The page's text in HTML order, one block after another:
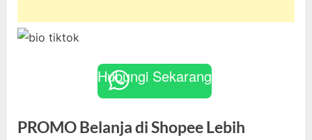
Hubungi Sekarang
PROMO Belanja di Shopee Lebih